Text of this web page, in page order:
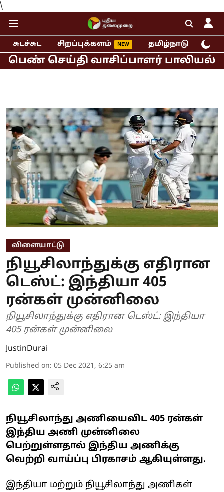
\
சுடச்சுட சிறப்புக்களம் தமிழ்நாடு
வாசிப்பாளர் பாலியல் புகார்!
விளையாட்டு
நியூசிலாந்துக்கு எதிரான
டெஸ்ட்: இந்தியா 405
ரன்கள் முன்னிலை
நியூசிலாந்துக்கு எதிரான டெஸ்ட்: இந்தியா
405 ரன்கள் முன்னிலை
JustinDurai
Published on: 05 Dec 2021, 6:25 am
நியூசிலாந்து அணியைவிட 405 ரன்கள்
இந்திய அணி முன்னிலை
பெற்றுள்ளதால் இந்திய அணிக்கு
வெற்றி வாய்ப்பு பிரகாசம் ஆகியுள்ளது.
இந்தியா மற்றும் நியூசிலாந்து அணிகள்